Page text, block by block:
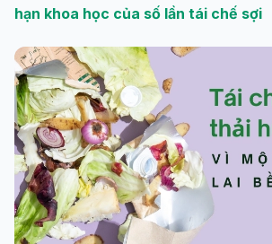
hạn khoa học của số lần tái chế sợi